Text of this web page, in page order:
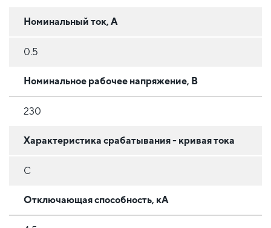
Номинальный ток, А
0.5
Номинальное рабочее напряжение, В
230
Характеристика срабатывания - кривая тока
C
Отключающая способность, кА